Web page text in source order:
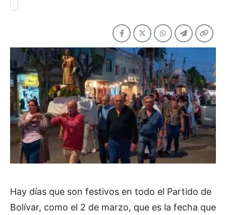
Hay días que son festivos en todo el Partido de
Bolívar, como el 2 de marzo, que es la fecha que